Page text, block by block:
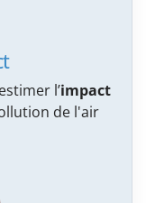
l’impact
de l'air